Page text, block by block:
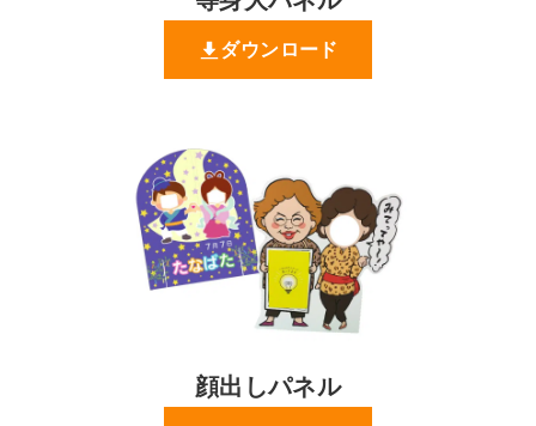
ダウンロード
顔出しパネル